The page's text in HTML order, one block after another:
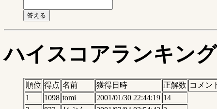
ハイスコアランキング
順位 得点 名前 獲得日時 正解数 コメン
1
1098 tomi 2001/01/30 22:44:19 14